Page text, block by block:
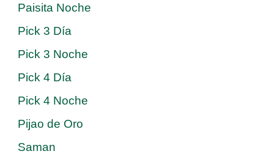
Paisita Noche
Pick 3 Día
Pick 3 Noche
Pick 4 Día
Pick 4 Noche
Pijao de Oro
Saman